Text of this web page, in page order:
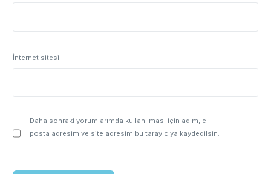
İnternet sitesi
Daha sonraki yorumlarımda kullanılması için adım, e-
posta adresim ve site adresim bu tarayıcıya kaydedilsin.